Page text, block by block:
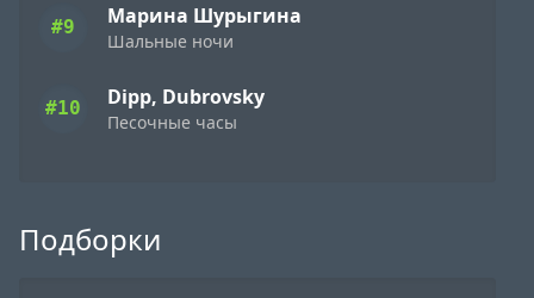
#9 Марина Шурыгина
Шальные ночи
#10 Dipp, Dubrovsky
Песочные часы
Подборки